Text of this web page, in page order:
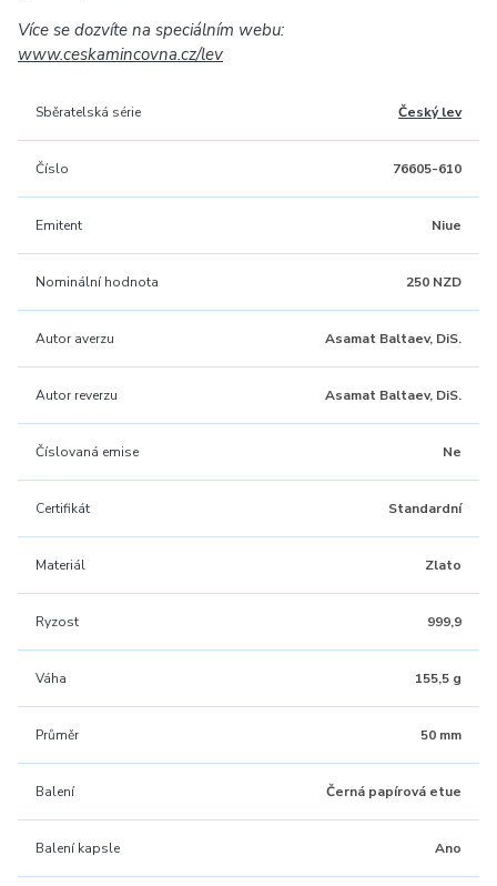
Více se dozvíte na speciálním webu:
www.ceskamincovna.cz/lev
Sběratelská série Český lev
Číslo 76605-610
Emitent Niue
Nominální hodnota 250 NZD
Autor averzu Asamat Baltaev, DiS.
Autor reverzu Asamat Baltaev, DiS.
Číslovaná emise Ne
Certifikát Standardní
Materiál Zlato
Ryzost 999,9
Váha 155,5 g
Průměr 50 mm
Balení Černá papírová etue
Balení kapsle Ano